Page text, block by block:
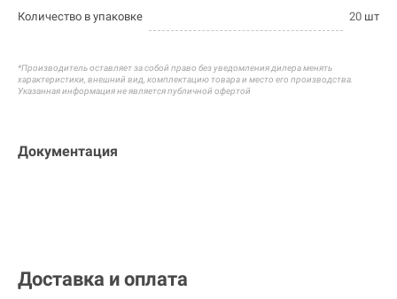
Количество в упаковке 20 шт
*Производитель оставляет за собой право без уведомления дилера менять
характеристики, внешний вид, комплектацию товара и место его производства.
Указанная информация не является публичной офертой
Документация
Доставка и оплата